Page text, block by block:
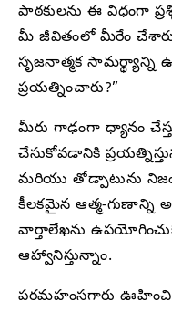
పాఠకులను ఈ విధంగా
మీ జీవితంలో మీరేం
సృజనాత్మక
ప్రయత్నించారు?”
మీరు గాఢంగా ధ్యానం
చేసుకోవడానికి
మరియు తోడ్పాటును
కీలకమైన ఆత్మ-గుణాన్ని
వార్తాలేఖను
ఆహ్వానిస్తున్నాం.
పరమహంసగారు